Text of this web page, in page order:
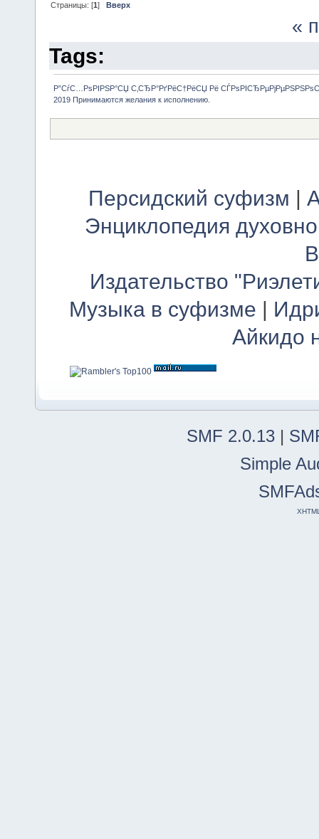
Страницы: [1] Вверх
«
Tags:
Р”СѓС…РѕРІРЅР°СЏ С‚СЂР°РґРёС†РёСЏ Рё
2019 Принимаются желания к исполнению.
Персидский суфизм |
Энциклопедия
Издательство
Музыка в суфизме |
Айкидо
SMF 2.0.13 |
Simple